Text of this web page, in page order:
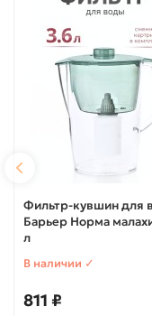
Фильтр-кувшин для
Барьер Норма
л
В наличии ✓
811 ₽